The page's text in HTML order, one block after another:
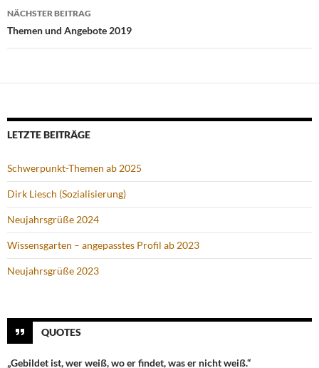
NÄCHSTER BEITRAG
Themen und Angebote 2019
LETZTE BEITRÄGE
Schwerpunkt-Themen ab 2025
Dirk Liesch (Sozialisierung)
Neujahrsgrüße 2024
Wissensgarten – angepasstes Profil ab 2023
Neujahrsgrüße 2023
QUOTES
„Gebildet ist, wer weiß, wo er findet, was er nicht weiß.“